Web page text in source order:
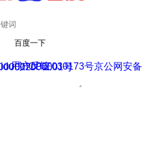
百度一下
用户反馈
京ICP证030173号
安备11000002000001号